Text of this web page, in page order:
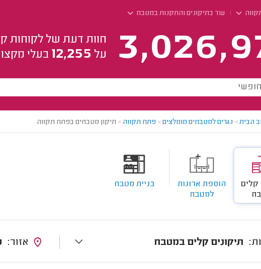
עוד בתיקונים והתקנות במטבח
חוות דעת של לקוחות
על 12,255 בעלי
הבית> נגרים למטבחים מומלצים> פתח תקווה > תיקון מטבחים בפתח תקווה
קלים
הוספת ארונות
למטבח
בניית מטבח
תיקונים קלים במטבח